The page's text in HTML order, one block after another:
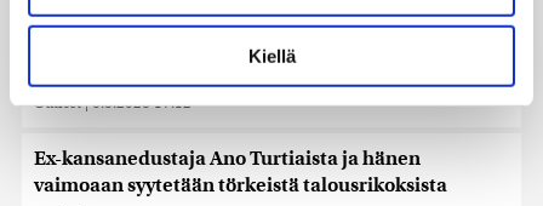
Lue lisää siitä, miten henkilötietojasi käsitellään ja miten
suostumustasi tai peruuttaa sen milloin vain
evästeilmoituksessa.
räätälöimiseen, sosiaalisen median ominaisuuksien
tukemiseen ja kävijämäärämme analysoimiseen. Lisäksi
Kiellä
Liettuan sotilastiedustelun mukaan Venäjä
Uutiset | 6.8.2026 17:12
Ex-kansanedustaja Ano Turtiaista ja hänen
vaimoaan syytetään törkeistä talousrikoksista